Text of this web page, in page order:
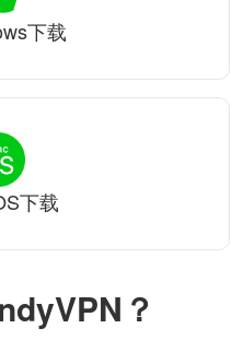
？
下载
下载